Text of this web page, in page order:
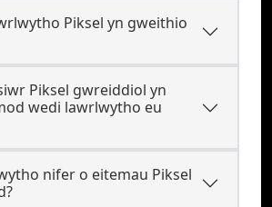
Piksel yn gweithio
Piksel gwreiddiol yn
wedi lawrlwytho eu
nifer o eitemau Piksel